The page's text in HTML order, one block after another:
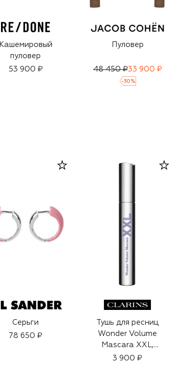
Кашемировый
пуловер
53 900 ₽
Пуловер
48 450 ₽33 900 ₽
-30 %
Серьги
78 650 ₽
Тушь для ресниц
Wonder Volume
Mascara XXL,
оттенок 02 (8ml)
3 900 ₽